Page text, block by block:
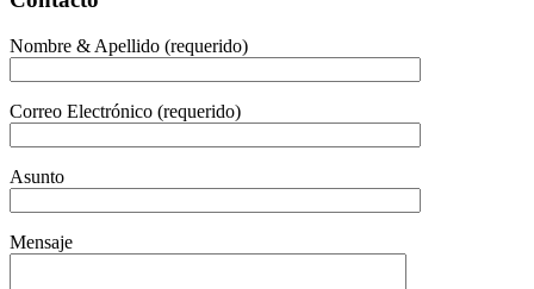
Nombre & Apellido (requerido)
Correo Electrónico (requerido)
Asunto
Mensaje